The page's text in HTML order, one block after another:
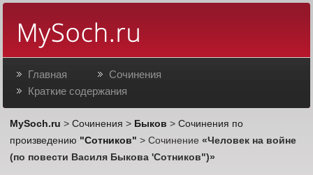
Главная
Сочинения
Краткие содержания
MySoch.ru >Сочинения > Быков >Сочинения по
произведению "Сотников" > Сочинение«Человек на войне
(по повести Василя Быкова 'Сотников")»